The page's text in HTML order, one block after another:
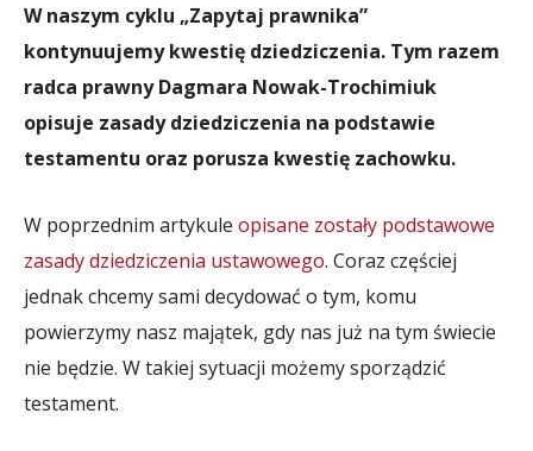
W naszym cyklu „Zapytaj prawnika”
kontynuujemy kwestię dziedziczenia. Tym razem
radca prawny Dagmara Nowak-Trochimiuk
opisuje zasady dziedziczenia na podstawie
testamentu oraz porusza kwestię zachowku.
W poprzednim artykule opisane zostały podstawowe
zasady dziedziczenia ustawowego. Coraz częściej
jednak chcemy sami decydować o tym, komu
powierzymy nasz majątek, gdy nas już na tym świecie
nie będzie. W takiej sytuacji możemy sporządzić
testament.